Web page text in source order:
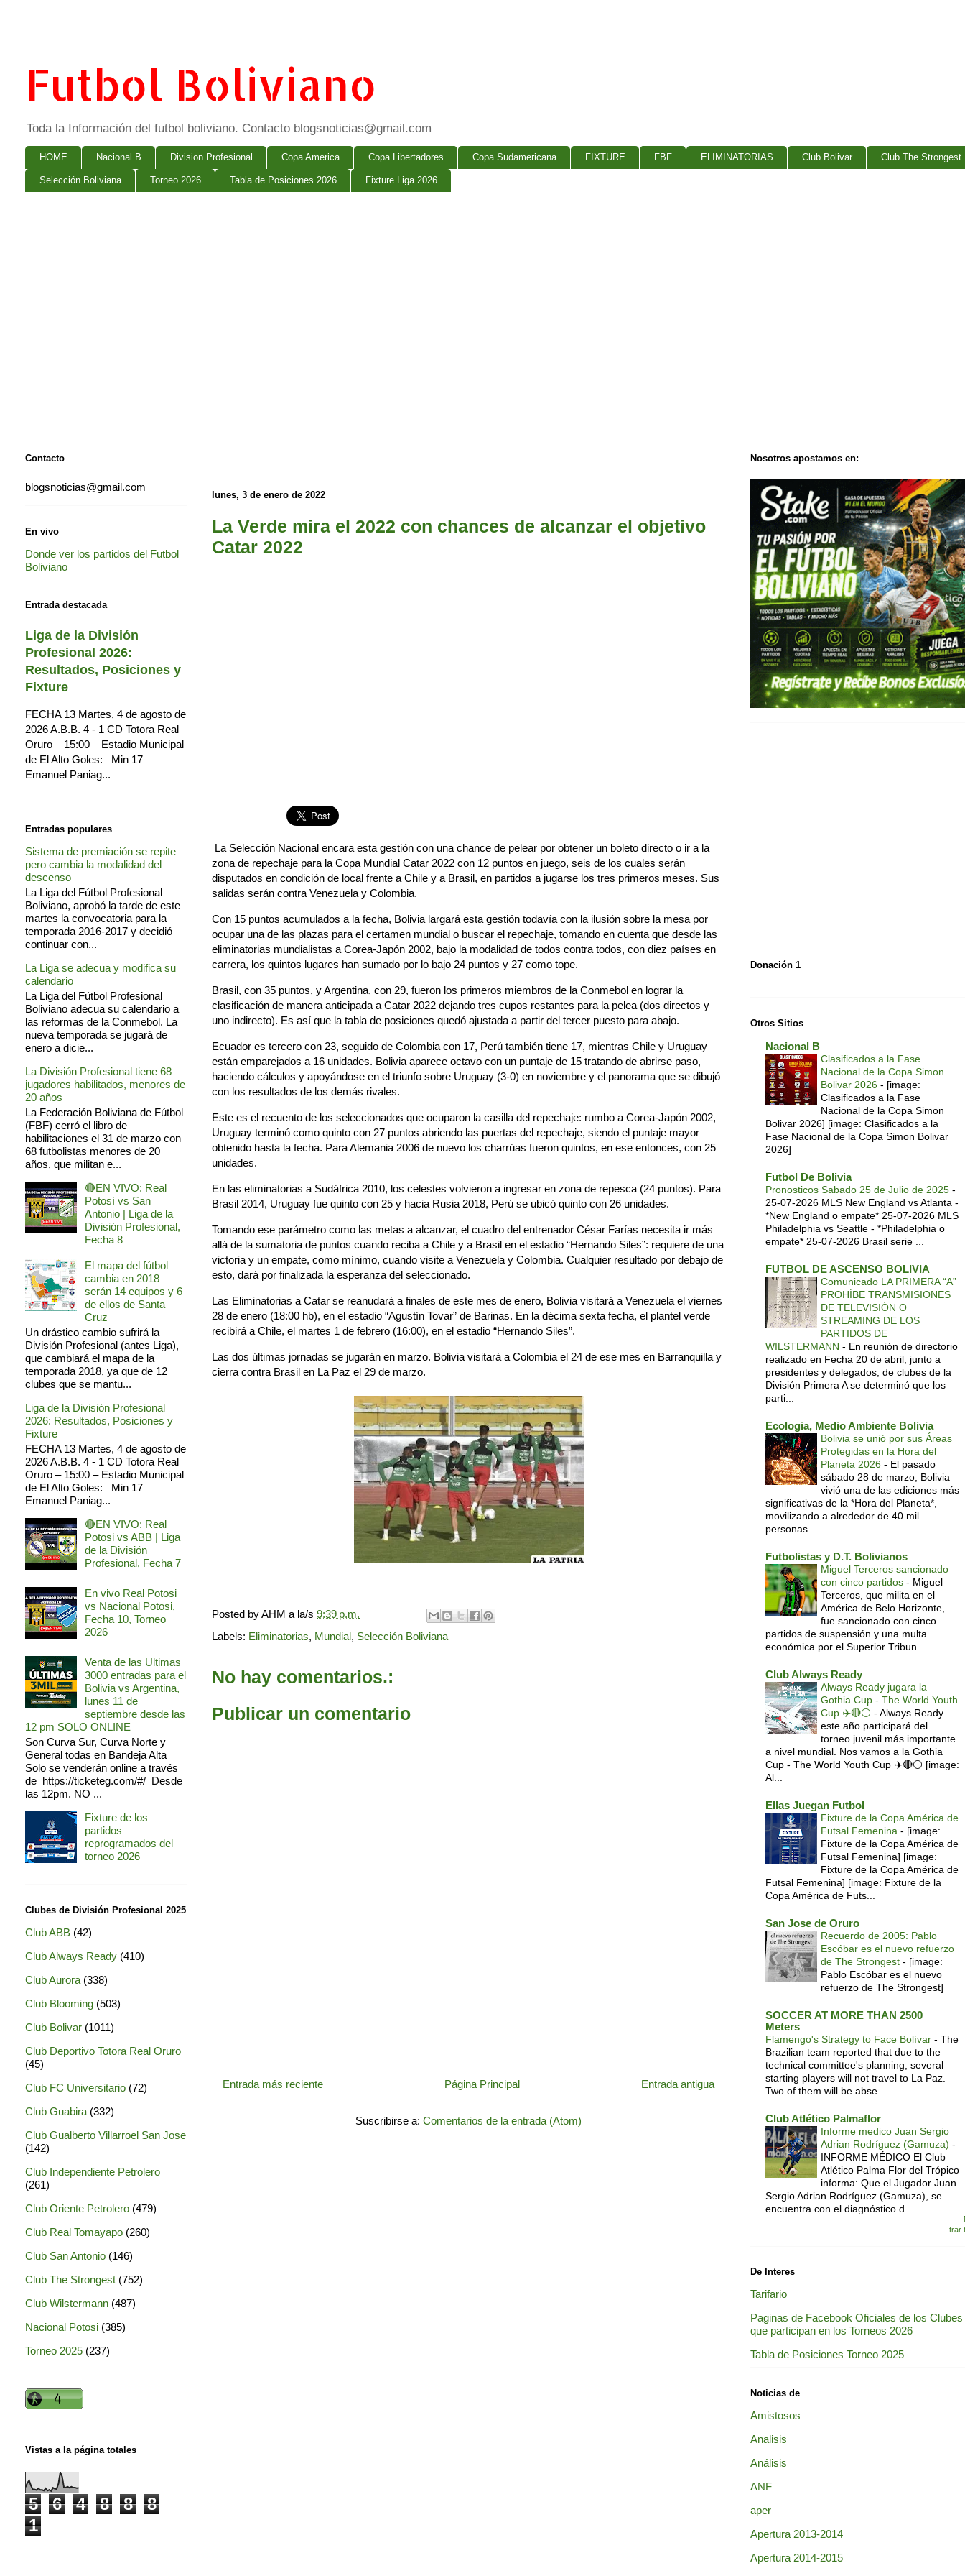
Futbol Boliviano
Toda la Información del futbol boliviano. Contacto blogsnoticias@gmail.com
HOME Nacional B Division Profesional Copa America Copa Libertadores Copa Sudamericana FIXTURE FBF ELIMINATORIAS Club Bolivar Club The Strongest
Selección Boliviana Torneo 2026 Tabla de Posiciones 2026 Fixture Liga 2026
lunes, 3 de enero de 2022
La Verde mira el 2022 con chances de alcanzar el objetivo
Catar 2022
La Selección Nacional encara esta gestión con una chance de pelear por obtener un boleto directo o ir a la
zona de repechaje para la Copa Mundial Catar 2022 con 12 puntos en juego, seis de los cuales serán
disputados en condición de local frente a Chile y a Brasil, en partidos a jugarse los tres primeros meses. Sus
salidas serán contra Venezuela y Colombia.
Con 15 puntos acumulados a la fecha, Bolivia largará esta gestión todavía con la ilusión sobre la mesa por
ocupar una de las plazas para el certamen mundial o buscar el repechaje, tomando en cuenta que desde las
eliminatorias mundialistas a Corea-Japón 2002, bajo la modalidad de todos contra todos, con diez países en
carrera, los quintos lugares han sumado por lo bajo 24 puntos y 27 como tope.
Brasil, con 35 puntos, y Argentina, con 29, fueron los primeros miembros de la Conmebol en lograr la
clasificación de manera anticipada a Catar 2022 dejando tres cupos restantes para la pelea (dos directos y
uno indirecto). Es así que la tabla de posiciones quedó ajustada a partir del tercer puesto para abajo.
Ecuador es tercero con 23, seguido de Colombia con 17, Perú también tiene 17, mientras Chile y Uruguay
están emparejados a 16 unidades. Bolivia aparece octavo con un puntaje de 15 tratando de abrirse paso,
haciendo cálculos y apoyándose en el triunfo sobre Uruguay (3-0) en noviembre y el panorama que se dibujó
con los resultados de los demás rivales.
Este es el recuento de los seleccionados que ocuparon la casilla del repechaje: rumbo a Corea-Japón 2002,
Uruguay terminó como quinto con 27 puntos abriendo las puertas del repechaje, siendo el puntaje mayor
obtenido hasta la fecha. Para Alemania 2006 de nuevo los charrúas fueron quintos, en ese entonces, con 25
unidades.
En las eliminatorias a Sudáfrica 2010, los celestes volvieron a ingresar en zona de repesca (24 puntos). Para
Brasil 2014, Uruguay fue quinto con 25 y hacia Rusia 2018, Perú se ubicó quinto con 26 unidades.
Tomando ese parámetro como las metas a alcanzar, el cuadro del entrenador César Farías necesita ir más
allá de la sumatoria de puntos cuando reciba a Chile y a Brasil en el estadio “Hernando Siles”: requiere de una
victoria y un empate, como mínimo, cuando visite a Venezuela y Colombia. Cualquier resultado por debajo de
esto, dará por finalizada la esperanza del seleccionado.
Las Eliminatorias a Catar se reanudará a finales de este mes de enero, Bolivia visitará a Venezuela el viernes
28 de enero (18:00 hb), en el estadio “Agustín Tovar” de Barinas. En la décima sexta fecha, el plantel verde
recibirá a Chile, el martes 1 de febrero (16:00), en el estadio “Hernando Siles”.
Las dos últimas jornadas se jugarán en marzo. Bolivia visitará a Colombia el 24 de ese mes en Barranquilla y
cierra contra Brasil en La Paz el 29 de marzo.
Posted byAHM a la/s 9:39 p.m.
Labels: Eliminatorias, Mundial, Selección Boliviana
No hay comentarios.:
Publicar un comentario
Entrada más reciente Entrada antigua
Página Principal
Suscribirse a: Comentarios de la entrada (Atom)
Contacto
blogsnoticias@gmail.com
En vivo
Donde ver los partidos del Futbol
Boliviano
Entrada destacada
Liga de la División
Profesional 2026:
Resultados, Posiciones y
Fixture
FECHA 13 Martes, 4 de agosto de
2026 A.B.B. 4 - 1 CD Totora Real
Oruro – 15:00 – Estadio Municipal
de El Alto Goles: Min 17
Emanuel Paniag...
Entradas populares
Sistema de premiación se repite
pero cambia la modalidad del
descenso
La Liga del Fútbol Profesional
Boliviano, aprobó la tarde de este
martes la convocatoria para la
temporada 2016-2017 y decidió
continuar con...
La Liga se adecua y modifica su
calendario
La Liga del Fútbol Profesional
Boliviano adecua su calendario a
las reformas de la Conmebol. La
nueva temporada se jugará de
enero a dicie...
La División Profesional tiene 68
jugadores habilitados, menores de
20 años
La Federación Boliviana de Fútbol
(FBF) cerró el libro de
habilitaciones el 31 de marzo con
68 futbolistas menores de 20
años, que militan e...
🔴EN VIVO: Real
Potosí vs San
Antonio | Liga de la
División Profesional,
Fecha 8
El mapa del fútbol
cambia en 2018
serán 14 equipos y 6
de ellos de Santa
Cruz
Un drástico cambio sufrirá la
División Profesional (antes Liga),
que cambiará el mapa de la
temporada 2018, ya que de 12
clubes que se mantu...
Liga de la División Profesional
2026: Resultados, Posiciones y
Fixture
FECHA 13 Martes, 4 de agosto de
2026 A.B.B. 4 - 1 CD Totora Real
Oruro – 15:00 – Estadio Municipal
de El Alto Goles: Min 17
Emanuel Paniag...
🔴EN VIVO: Real
Potosi vs ABB | Liga
de la División
Profesional, Fecha 7
En vivo Real Potosi
vs Nacional Potosi,
Fecha 10, Torneo
2026
Venta de las Ultimas
3000 entradas para el
Bolivia vs Argentina,
lunes 11 de
septiembre desde las
12 pm SOLO ONLINE
Son Curva Sur, Curva Norte y
General todas en Bandeja Alta
Solo se venderán online a través
de https://ticketeg.com/#/ Desde
las 12pm. NO ...
Fixture de los
partidos
reprogramados del
torneo 2026
Clubes de División Profesional 2025
Club ABB (42)
Club Always Ready (410)
Club Aurora (338)
Club Blooming (503)
Club Bolivar (1011)
Club Deportivo Totora Real Oruro
(45)
Club FC Universitario (72)
Club Guabira (332)
Club Gualberto Villarroel San Jose
(142)
Club Independiente Petrolero
(261)
Club Oriente Petrolero (479)
Club Real Tomayapo (260)
Club San Antonio (146)
Club The Strongest (752)
Club Wilstermann (487)
Nacional Potosi (385)
Torneo 2025 (237)
Vistas a la página totales
5 6 4 8 8
8
1
Nosotros apostamos en:
Donación 1
Otros Sitios
Nacional B
Clasificados a la Fase
Nacional de la Copa Simon
Bolivar 2026 - [image:
Clasificados a la Fase
Nacional de la Copa Simon
Bolivar 2026] [image: Clasificados a la
Fase Nacional de la Copa Simon Bolivar
2026]
Futbol De Bolivia
Pronosticos Sabado 25 de Julio de 2025 -
25-07-2026 MLS New England vs Atlanta -
*New England o empate* 25-07-2026 MLS
Philadelphia vs Seattle - *Philadelphia o
empate* 25-07-2026 Brasil serie ...
FUTBOL DE ASCENSO BOLIVIA
Comunicado LA PRIMERA “A”
PROHÍBE TRANSMISIONES
DE TELEVISIÓN O
STREAMING DE LOS
PARTIDOS DE
WILSTERMANN - En reunión de directorio
realizado en Fecha 20 de abril, junto a
presidentes y delegados, de clubes de la
División Primera A se determinó que los
parti...
Ecologia, Medio Ambiente Bolivia
Bolivia se unió por sus Áreas
Protegidas en la Hora del
Planeta 2026 - El pasado
sábado 28 de marzo, Bolivia
vivió una de las ediciones más
significativas de la *Hora del Planeta*,
movilizando a alrededor de 40 mil
personas...
Futbolistas y D.T. Bolivianos
Miguel Terceros sancionado
con cinco partidos - Miguel
Terceros, que milita en el
América de Belo Horizonte,
fue sancionado con cinco
partidos de suspensión y una multa
económica por el Superior Tribun...
Club Always Ready
Always Ready jugara la
Gothia Cup - The World Youth
Cup ✈️🔴⚪️ - Always Ready
este año participará del
torneo juvenil más importante
a nivel mundial. Nos vamos a la Gothia
Cup - The World Youth Cup ✈️🔴⚪️ [image:
Al...
Ellas Juegan Futbol
Fixture de la Copa América de
Futsal Femenina - [image:
Fixture de la Copa América de
Futsal Femenina] [image:
Fixture de la Copa América de
Futsal Femenina] [image: Fixture de la
Copa América de Futs...
San Jose de Oruro
Recuerdo de 2005: Pablo
Escóbar es el nuevo refuerzo
de The Strongest - [image:
Pablo Escóbar es el nuevo
refuerzo de The Strongest]
SOCCER AT MORE THAN 2500
Meters
Flamengo's Strategy to Face Bolívar - The
Brazilian team reported that due to the
technical committee's planning, several
starting players will not travel to La Paz.
Two of them will be abse...
Club Atlético Palmaflor
Informe medico Juan Sergio
Adrian Rodríguez (Gamuza) -
INFORME MÉDICO El Club
Atlético Palma Flor del Trópico
informa: Que el Jugador Juan
Sergio Adrian Rodríguez (Gamuza), se
encuentra con el diagnóstico d...
trar
De Interes
Tarifario
Paginas de Facebook Oficiales de los Clubes
que participan en los Torneos 2026
Tabla de Posiciones Torneo 2025
Noticias de
Amistosos
Analisis
Análisis
ANF
aper
Apertura 2013-2014
Apertura 2014-2015